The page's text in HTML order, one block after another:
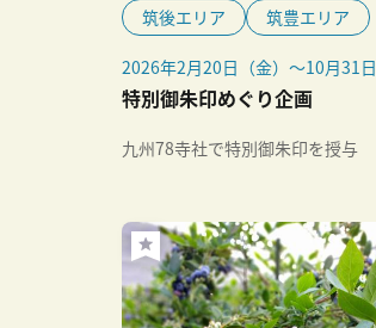
筑後エリア
筑豊エリア
2026年2月20日（金）～10月31日
（土）
特別御朱印めぐり企画
九州78寺社で特別御朱印を授与